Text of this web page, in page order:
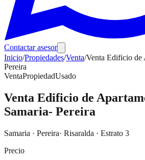
Contactar asesor
Inicio/Propiedades/Venta/Venta Edificio de
Pereira
VentaPropiedadUsado
Venta Edificio de
Samaria- Pereira
Samaria · Pereira· Risaralda · Estrato 3
Precio